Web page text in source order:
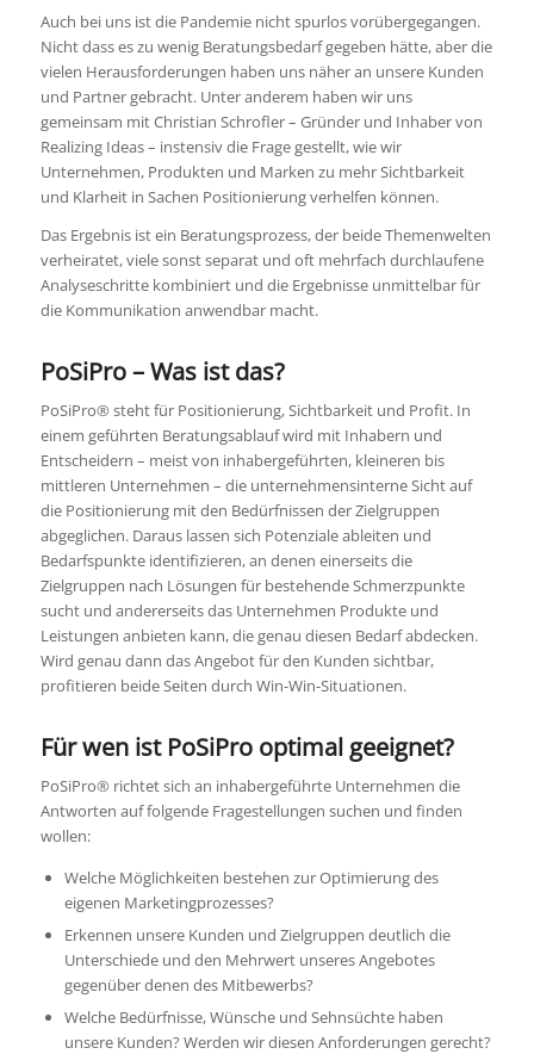
Auch bei uns ist die Pandemie nicht spurlos vorübergegangen.
Nicht dass es zu wenig Beratungsbedarf gegeben hätte, aber die
vielen Herausforderungen haben uns näher an unsere Kunden
und Partner gebracht. Unter anderem haben wir uns
gemeinsam mit Christian Schrofler – Gründer und Inhaber von
Realizing Ideas – instensiv die Frage gestellt, wie wir
Unternehmen, Produkten und Marken zu mehr Sichtbarkeit
und Klarheit in Sachen Positionierung verhelfen können.
Das Ergebnis ist ein Beratungsprozess, der beide Themenwelten
verheiratet, viele sonst separat und oft mehrfach durchlaufene
Analyseschritte kombiniert und die Ergebnisse unmittelbar für
die Kommunikation anwendbar macht.
PoSiPro – Was ist das?
PoSiPro® steht für Positionierung, Sichtbarkeit und Profit. In
einem geführten Beratungsablauf wird mit Inhabern und
Entscheidern – meist von inhabergeführten, kleineren bis
mittleren Unternehmen – die unternehmensinterne Sicht auf
die Positionierung mit den Bedürfnissen der Zielgruppen
abgeglichen. Daraus lassen sich Potenziale ableiten und
Bedarfspunkte identifizieren, an denen einerseits die
Zielgruppen nach Lösungen für bestehende Schmerzpunkte
sucht und andererseits das Unternehmen Produkte und
Leistungen anbieten kann, die genau diesen Bedarf abdecken.
Wird genau dann das Angebot für den Kunden sichtbar,
profitieren beide Seiten durch Win-Win-Situationen.
Für wen ist PoSiPro optimal geeignet?
PoSiPro® richtet sich an inhabergeführte Unternehmen die
Antworten auf folgende Fragestellungen suchen und finden
wollen:
Welche Möglichkeiten bestehen zur Optimierung des
eigenen Marketingprozesses?
Erkennen unsere Kunden und Zielgruppen deutlich die
Unterschiede und den Mehrwert unseres Angebotes
gegenüber denen des Mitbewerbs?
Welche Bedürfnisse, Wünsche und Sehnsüchte haben
unsere Kunden? Werden wir diesen Anforderungen gerecht?